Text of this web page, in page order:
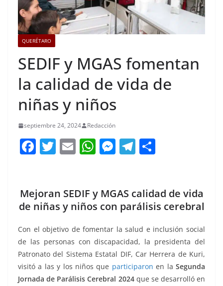
QUERÉTARO
SEDIF y MGAS fomentan
la calidad de vida de
niñas y niños
septiembre 24, 2024 Redacción
F
e
b
o
o
k
T
er
E
l
W
s
A
p
p
M
e
n
g
er
T
gr
a
m
p
ar
tir
Mejoran SEDIF y MGAS calidad de vida
de niñas y niños con parálisis cerebral
Con el objetivo de fomentar la salud e inclusión social
de las personas con discapacidad, la presidenta del
Patronato del Sistema Estatal DIF, Car Herrera de Kuri,
visitó a las y los niños que participaron en laSegunda
Jornada de Parálisis Cerebral 2024que se desarrolló en